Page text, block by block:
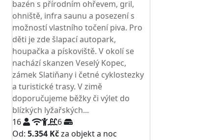
bazén s přírodním ohřevem, gril,
ohniště, infra saunu a posezení s
možností vlastního točení piva. Pro
děti je zde šlapací autopark,
houpačka a pískoviště. V okolí se
nachází skanzen Veselý Kopec,
zámek Slatiňany i četné cyklostezky
a turistické trasy. V zimě
doporučujeme běžky či výlet do
blízkých lyžařských...
16
6
Od: 5.354 Kčza objekt a noc